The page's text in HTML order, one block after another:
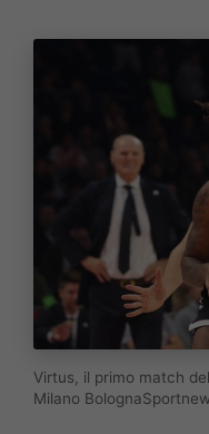
Virtus, il primo match
Milano